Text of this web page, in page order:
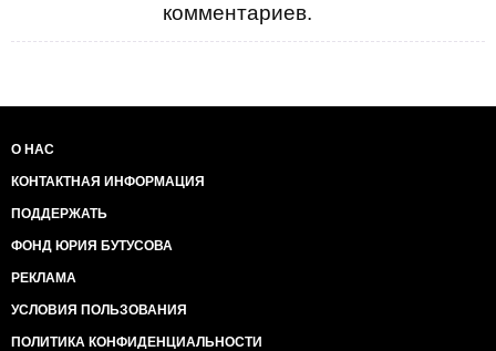
комментариев.
О НАС
КОНТАКТНАЯ ИНФОРМАЦИЯ
ПОДДЕРЖАТЬ
ФОНД ЮРИЯ БУТУСОВА
РЕКЛАМА
УСЛОВИЯ ПОЛЬЗОВАНИЯ
ПОЛИТИКА КОНФИДЕНЦИАЛЬНОСТИ